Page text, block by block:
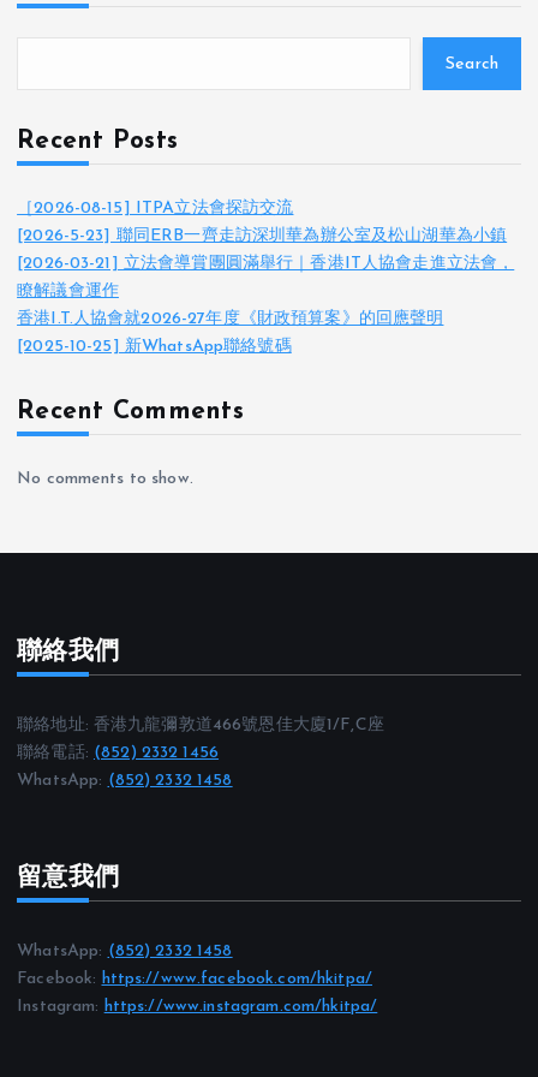
Search
Recent Posts
［2026-08-15] ITPA立法會探訪交流
[2026-5-23] 聯同ERB一齊走訪深圳華為辦公室及松山湖華為小鎮
[2026-03-21] 立法會導賞團圓滿舉行｜香港IT人協會走進立法會，
瞭解議會運作
香港I.T.人協會就2026-27年度《財政預算案》的回應聲明
[2025-10-25] 新WhatsApp聯絡號碼
Recent Comments
No comments to show.
聯絡我們
聯絡地址: 香港九龍彌敦道466號恩佳大廈1/F,C座
聯絡電話: (852) 2332 1456
WhatsApp: (852) 2332 1458
留意我們
WhatsApp: (852) 2332 1458
Facebook: https://www.facebook.com/hkitpa/
Instagram: https://www.instagram.com/hkitpa/